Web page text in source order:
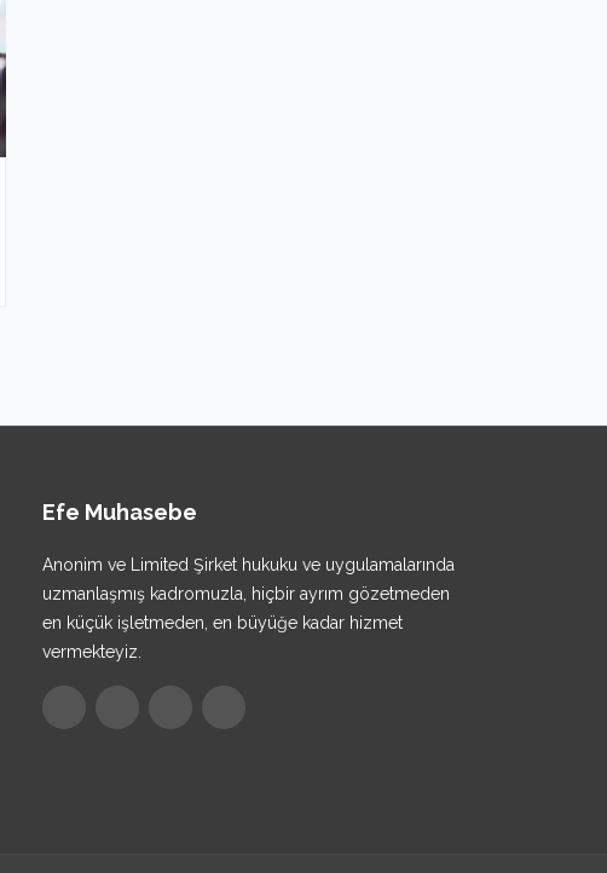
Efe Muhasebe
Anonim ve Limited Şirket hukuku ve uygulamalarında
uzmanlaşmış kadromuzla, hiçbir ayrım gözetmeden
en küçük işletmeden, en büyüğe kadar hizmet
vermekteyiz.